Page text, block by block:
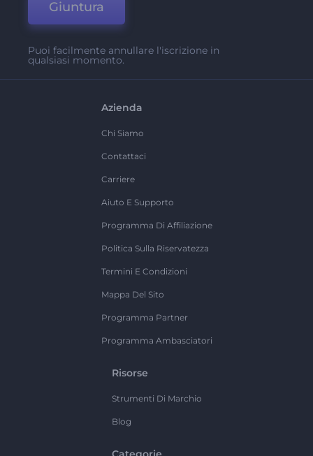
Giuntura
Puoi facilmente annullare l'iscrizione in
qualsiasi momento.
Azienda
Chi Siamo
Contattaci
Carriere
Aiuto E Supporto
Programma Di Affiliazione
Politica Sulla Riservatezza
Termini E Condizioni
Mappa Del Sito
Programma Partner
Programma Ambasciatori
Risorse
Strumenti Di Marchio
Blog